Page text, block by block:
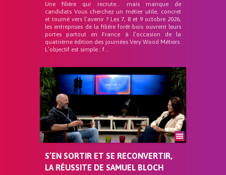
Une filière qui recrute… mais manque de
candidats Vous cherchez un métier utile, concret
et tourné vers l’avenir ? Les 7, 8 et 9 octobre 2026,
les entreprises de la filière forêt-bois ouvrent leurs
portes partout en France à l’occasion de la
quatrième édition des journées Very Wood Métiers.
L’objectif est simple : f...
S’EN SORTIR ET SE RECONVERTIR,
LA RÉUSSITE DE SAMUEL BLOCH